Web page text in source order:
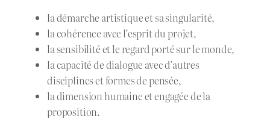
la démarche artistique et sa singularité,
la cohérence avec l’esprit du projet,
la sensibilité et le regard porté sur le monde,
la capacité de dialogue avec d’autres
disciplines et formes de pensée,
la dimension humaine et engagée de la
proposition.